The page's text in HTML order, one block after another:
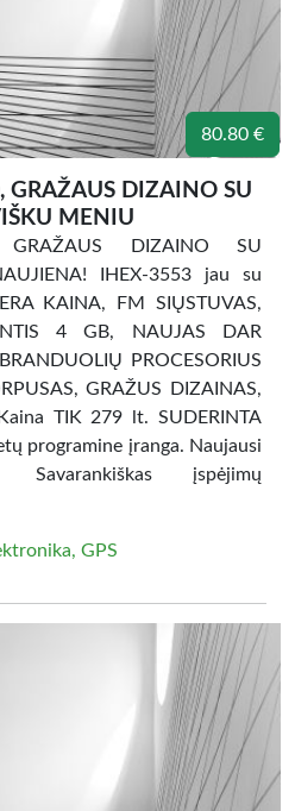
80.80 €
GRAŽAUS DIZAINO SU
MENIU
GRAŽAUS DIZAINO SU
IHEX-3553 jau su
KAINA, FM SIŲSTUVAS,
4 GB, NAUJAS DAR
PROCESORIUS
GRAŽUS DIZAINAS,
TIK 279 lt. SUDERINTA
programine įranga. Naujausi
Savarankiškas įspėjimų
GPS